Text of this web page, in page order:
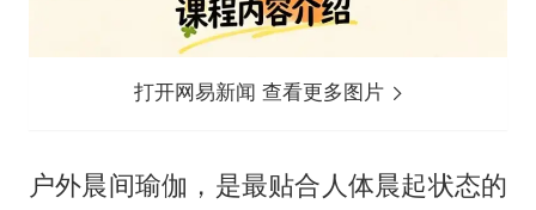
打开网易新闻 查看更多图片
户外晨间瑜伽，是最贴合人体晨起状态的